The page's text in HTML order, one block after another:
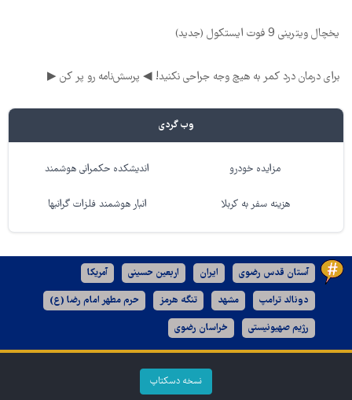
یخچال ویترینی 9 فوت ایستکول (جدید)
برای درمان درد کمر به هیچ وجه جراحی نکنید! ◀ پرسش‌نامه رو پر کن ▶
وب گردی
مزایده خودرو اندیشکده حکمرانی هوشمند
هزینه سفر به کربلا انبار هوشمند فلزات گرانبها
آستان قدس رضوی ایران اربعین حسینی آمریکا
دونالد ترامپ مشهد تنگه هرمز حرم مطهر امام رضا (ع)
رژیم صهیونیستی خراسان رضوی
نسخه دسکتاپ